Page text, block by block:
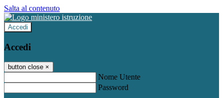
Salta al contenuto
Accedi
Accedi
button close ×
Nome Utente
Password